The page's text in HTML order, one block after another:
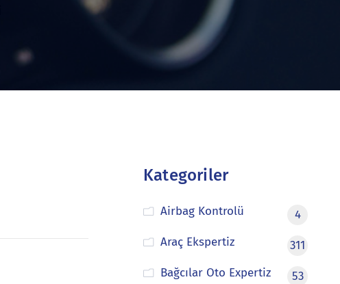
Kategoriler
Airbag Kontrolü
4
Araç Ekspertiz
311
Bağcılar Oto Expertiz
53